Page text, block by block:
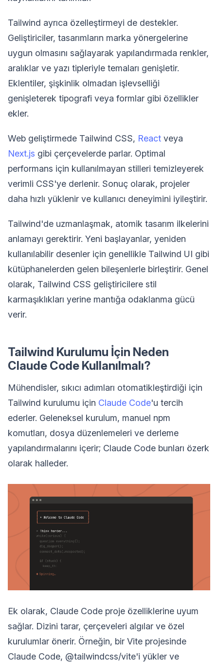
Tailwind ayrıca özelleştirmeyi de destekler.
Geliştiriciler, tasarımların marka yönergelerine
uygun olmasını sağlayarak yapılandırmada renkler,
aralıklar ve yazı tipleriyle temaları genişletir.
Eklentiler, şişkinlik olmadan işlevselliği
genişleterek tipografi veya formlar gibi özellikler
ekler.
Web geliştirmede Tailwind CSS, React veya
Next.js gibi çerçevelerde parlar. Optimal
performans için kullanılmayan stilleri temizleyerek
verimli CSS'ye derlenir. Sonuç olarak, projeler
daha hızlı yüklenir ve kullanıcı deneyimini iyileştirir.
Tailwind'de uzmanlaşmak, atomik tasarım ilkelerini
anlamayı gerektirir. Yeni başlayanlar, yeniden
kullanılabilir desenler için genellikle Tailwind UI gibi
kütüphanelerden gelen bileşenlerle birleştirir. Genel
olarak, Tailwind CSS geliştiricilere stil
karmaşıklıkları yerine mantığa odaklanma gücü
verir.
Tailwind Kurulumu İçin Neden
Claude Code Kullanılmalı?
Mühendisler, sıkıcı adımları otomatikleştirdiği için
Tailwind kurulumu için Claude Code'u tercih
ederler. Geleneksel kurulum, manuel npm
komutları, dosya düzenlemeleri ve derleme
yapılandırmalarını içerir; Claude Code bunları özerk
olarak halleder.
Ek olarak, Claude Code proje özelliklerine uyum
sağlar. Dizini tarar, çerçeveleri algılar ve özel
kurulumlar önerir. Örneğin, bir Vite projesinde
Claude Code, @tailwindcss/vite'i yükler ve